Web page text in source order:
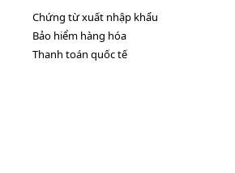
Chứng từ xuất nhập khẩu
Bảo hiểm hàng hóa
Thanh toán quốc tế